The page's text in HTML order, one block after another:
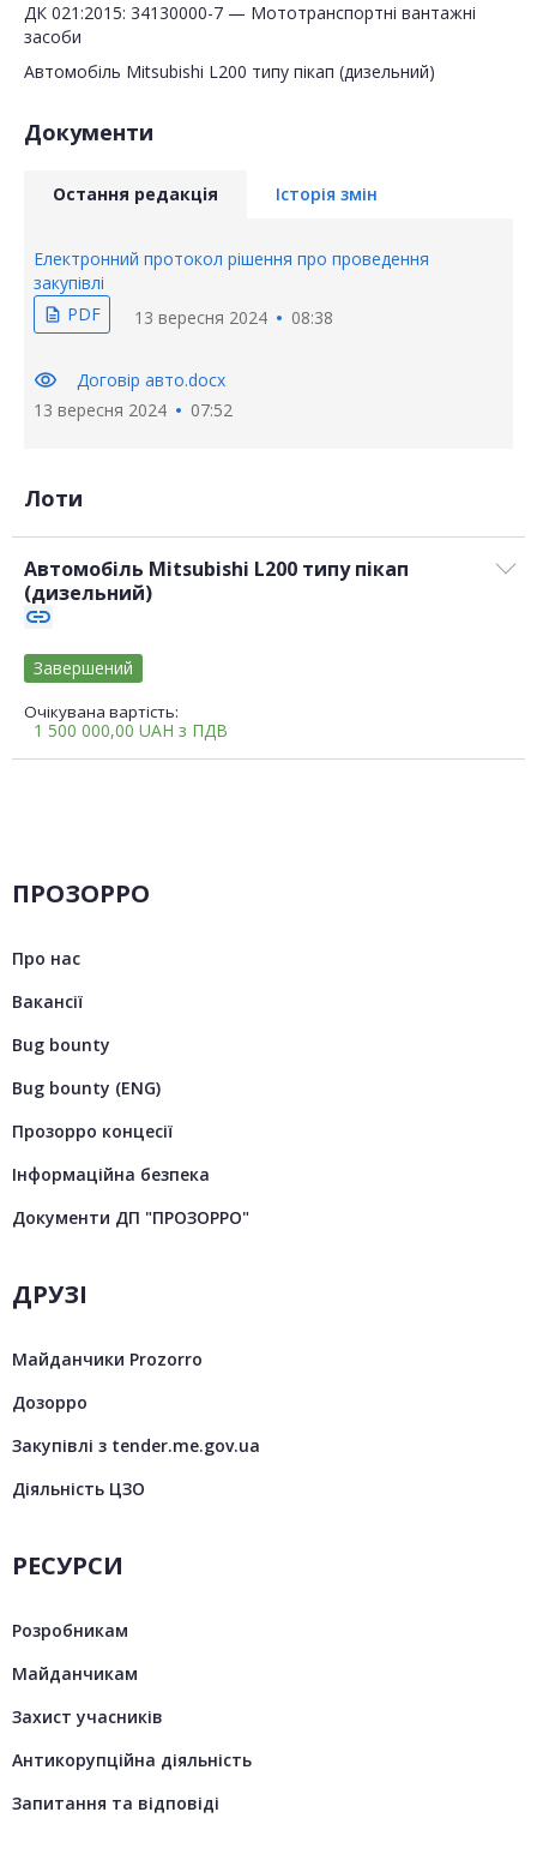
ДК 021:2015: 34130000-7 — Мототранспортні вантажні
засоби
Автомобіль Mitsubishi L200 типу пікап (дизельний)
Документи
Остання редакція Історія змін
Електронний протокол рішення про проведення
закупівлі
description PDF 13 вересня 2024 08:38
visibility
Договір авто.docx
13 вересня 2024
07:52
Лоти
Автомобіль Mitsubishi L200 типу пікап
(дизельний)
link
Очікувана вартість:
1 500 000,00 UAH з ПДВ
Завершений
ПРОЗОРРО
Про нас
Вакансії
Bug bounty
Bug bounty (ENG)
Прозорро концесії
Інформаційна безпека
Документи ДП "ПРОЗОРРО"
ДРУЗІ
Майданчики Prozorro
Дозорро
Закупівлі з tender.me.gov.ua
Діяльність ЦЗО
РЕСУРСИ
Розробникам
Майданчикам
Захист учасників
Антикорупційна діяльність
Запитання та відповіді